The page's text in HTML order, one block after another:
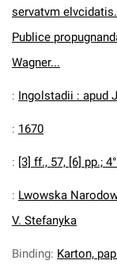
servatvm
Publice
Wagner...
: Ingolstadii : apud
: 1670
: [3] ff., 57, [6] pp.; 4°
: Lwowska
V. Stefanyka
Binding: Karton,